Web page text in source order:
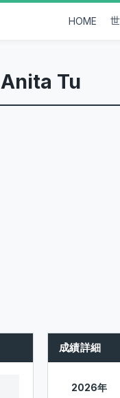
HOME
Anita Tu
成績詳細
2026年